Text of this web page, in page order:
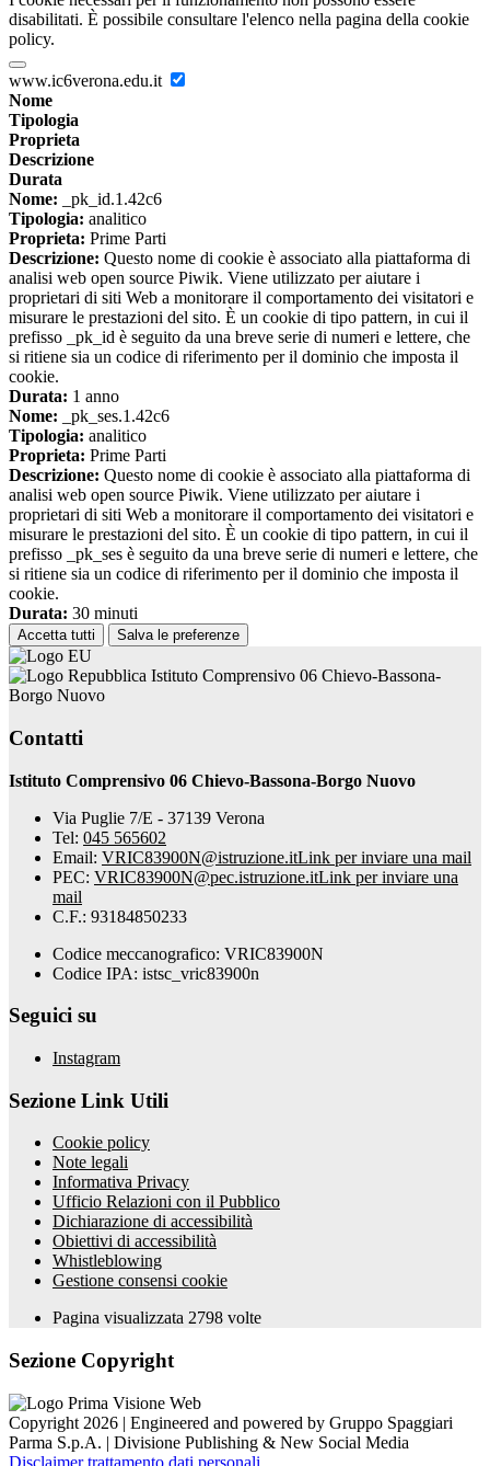
disabilitati. È possibile consultare l'elenco nella pagina della cookie
policy.
www.ic6verona.edu.it
Nome
Tipologia
Proprieta
Descrizione
Durata
Nome: _pk_id.1.42c6
Tipologia: analitico
Proprieta: Prime Parti
Descrizione: Questo nome di cookie è associato alla piattaforma di
analisi web open source Piwik. Viene utilizzato per aiutare i
proprietari di siti Web a monitorare il comportamento dei visitatori e
misurare le prestazioni del sito. È un cookie di tipo pattern, in cui il
prefisso _pk_id è seguito da una breve serie di numeri e lettere, che
si ritiene sia un codice di riferimento per il dominio che imposta il
cookie.
Durata: 1 anno
Nome: _pk_ses.1.42c6
Tipologia: analitico
Proprieta: Prime Parti
Descrizione: Questo nome di cookie è associato alla piattaforma di
analisi web open source Piwik. Viene utilizzato per aiutare i
proprietari di siti Web a monitorare il comportamento dei visitatori e
misurare le prestazioni del sito. È un cookie di tipo pattern, in cui il
prefisso _pk_ses è seguito da una breve serie di numeri e lettere, che
si ritiene sia un codice di riferimento per il dominio che imposta il
cookie.
Durata: 30 minuti
Accetta tutti Salva le preferenze
Istituto Comprensivo 06 Chievo-Bassona-
Borgo Nuovo
Contatti
Istituto Comprensivo 06 Chievo-Bassona-Borgo Nuovo
Via Puglie 7/E - 37139 Verona
Tel: 045 565602
Email: VRIC83900N@istruzione.itLink per inviare una mail
PEC: VRIC83900N@pec.istruzione.itLink per inviare una
mail
C.F.: 93184850233
Codice meccanografico: VRIC83900N
Codice IPA: istsc_vric83900n
Seguici su
Instagram
Sezione Link Utili
Cookie policy
Note legali
Informativa Privacy
Ufficio Relazioni con il Pubblico
Dichiarazione di accessibilità
Obiettivi di accessibilità
Whistleblowing
Gestione consensi cookie
Pagina visualizzata 2798 volte
Sezione Copyright
Copyright 2026 | Engineered and powered by Gruppo Spaggiari
Parma S.p.A. | Divisione Publishing & New Social Media
Disclaimer trattamento dati personali